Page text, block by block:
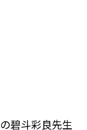
碧斗彩良先生